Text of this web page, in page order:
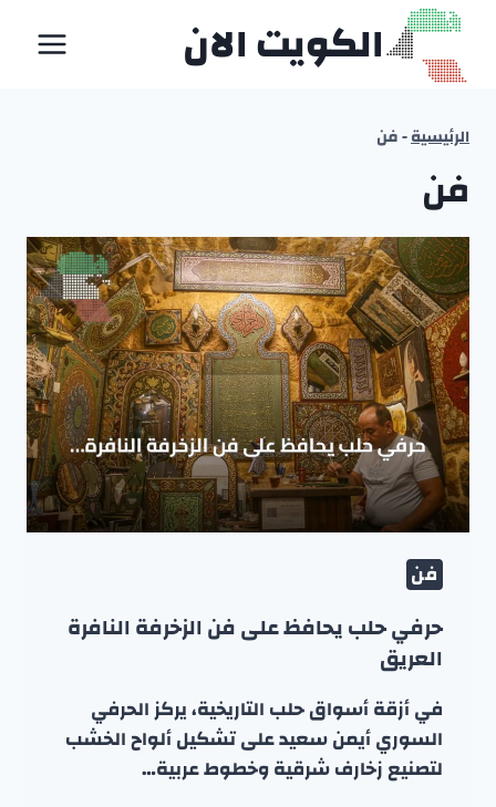
التجاوز
المحتوى
الكويت الان
الرئيسية-فن
فن
فن
حرفي حلب يحافظ على فن الزخرفة النافرة
العريق
في أزقة أسواق حلب التاريخية، يركز الحرفي
السوري أيمن سعيد على تشكيل ألواح الخشب
لتصنيع زخارف شرقية وخطوط عربية…